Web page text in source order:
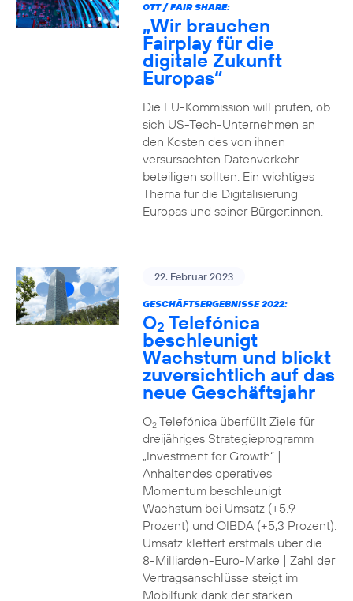
OTT / FAIR SHARE:
„Wir brauchen
Fairplay für die
digitale Zukunft
Europas“
Die EU-Kommission will prüfen, ob
sich US-Tech-Unternehmen an
den Kosten des von ihnen
versursachten Datenverkehr
beteiligen sollten. Ein wichtiges
Thema für die Digitalisierung
Europas und seiner Bürger:innen.
22. Februar 2023
GESCHÄFTSERGEBNISSE 2022:
O2 Telefónica
beschleunigt
Wachstum und blickt
zuversichtlich auf das
neue Geschäftsjahr
O2Telefónica überfüllt Ziele für
dreijähriges Strategieprogramm
„Investment for Growth“ |
Anhaltendes operatives
Momentum beschleunigt
Wachstum bei Umsatz (+5.9
Prozent) und OIBDA (+5,3 Prozent).
Umsatz klettert erstmals über die
8-Milliarden-Euro-Marke | Zahl der
Vertragsanschlüsse steigt im
Mobilfunk dank der starken